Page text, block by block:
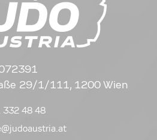
29/1/111, 1200 Wien
332 48 48